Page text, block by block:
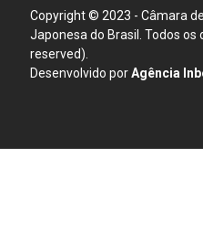
Copyright © 2023 - Câmara
Japonesa do Brasil. Todos
reserved).
Desenvolvido porAgência